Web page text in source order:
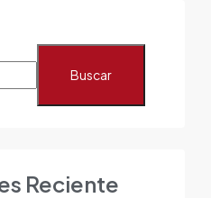
Buscar
Reciente